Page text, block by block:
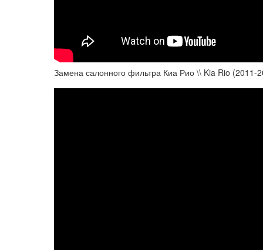
Замена салонного фильтра Киа Рио \\ Kia Rio (2011-